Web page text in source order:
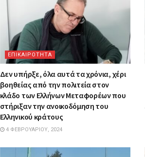
ΕΠΙΚΑΙΡΟΤΗΤΑ
Δεν υπήρξε, όλα αυτά τα χρόνια, χέρι
βοηθείας από την πολιτεία στον
κλάδο των Ελλήνων Μεταφορέων που
στήριξαν την ανοικοδόμηση του
Ελληνικού κράτους
4 ΦΕΒΡΟΥΑΡΊΟΥ, 2024